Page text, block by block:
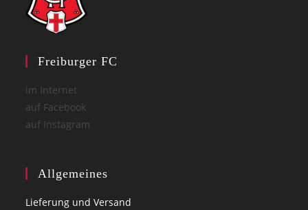
Freiburger FC
im Internet
auf Facebook
auf Instagram
Allgemeines
Lieferung und Versand